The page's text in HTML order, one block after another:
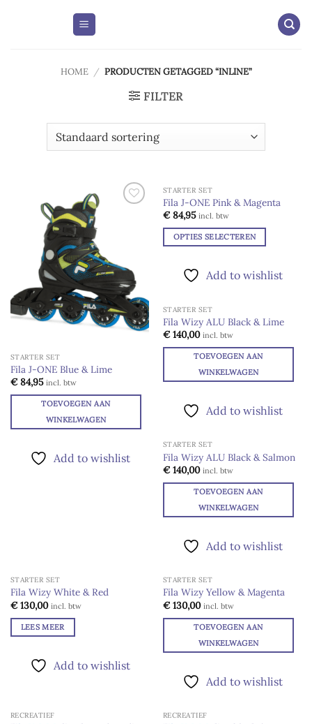
HOME / PRODUCTEN GETAGGED “INLINE”
FILTER
STARTER SET
Fila J-ONE Blue & Lime
€84,95 incl. btw
TOEVOEGEN AAN
WINKELWAGEN
Add to wishlist
UITVERKOCHT
STARTER SET
Fila J-ONE Pink & Magenta
€84,95 incl. btw
OPTIES SELECTEREN
product
variaties.
Deze
optie
worden
Add to wishlist
STARTER SET
Fila Wizy ALU Black & Lime
€140,00 incl. btw
TOEVOEGEN AAN
WINKELWAGEN
Add to wishlist
STARTER SET
Fila Wizy ALU Black & Salmon
€140,00 incl. btw
TOEVOEGEN AAN
WINKELWAGEN
Add to wishlist
UITVERKOCHT
STARTER SET
Fila Wizy White & Red
€130,00 incl. btw
LEES MEER
Add to wishlist
STARTER SET
Fila Wizy Yellow & Magenta
€130,00 incl. btw
TOEVOEGEN AAN
WINKELWAGEN
Add to wishlist
RECREATIEF RECREATIEF